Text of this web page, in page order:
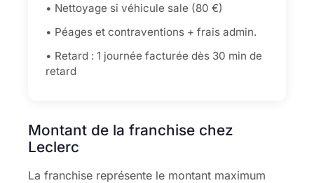
• Nettoyage si véhicule sale (80 €)
• Péages et contraventions + frais admin.
• Retard : 1 journée facturée dès 30 min de
retard
Montant de la franchise chez
Leclerc
La franchise représente le montant maximum